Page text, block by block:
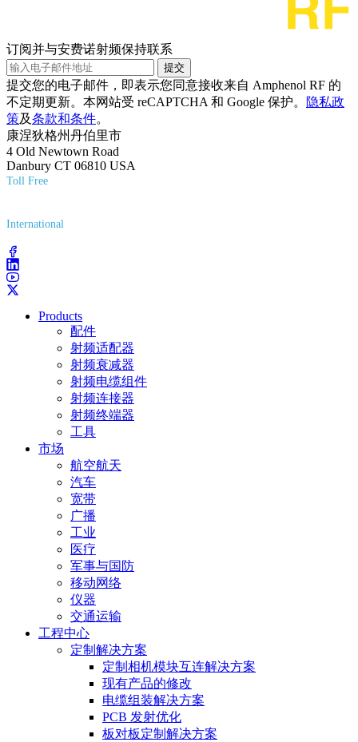
订阅并与安费诺射频保持联系
提交
提交您的电子邮件，即表示您同意接收来自 Amphenol RF 的
不定期更新。本网站受 reCAPTCHA 和 Google 保护。
隐私政
策及条款和条件。
康涅狄格州丹伯里市
4 Old Newtown Road
Danbury CT 06810 USA
Toll Free
International
Products
配件
射频适配器
射频衰减器
射频电缆组件
射频连接器
射频终端器
工具
市场
航空航天
汽车
宽带
广播
工业
医疗
军事与国防
移动网络
仪器
交通运输
工程中心
定制解决方案
定制相机模块互连解决方案
现有产品的修改
电缆组装解决方案
PCB 发射优化
板对板定制解决方案